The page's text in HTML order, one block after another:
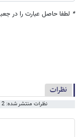
* لطفا حاصل عبارت را در
نظرات
نظرات منتشر شده: 2